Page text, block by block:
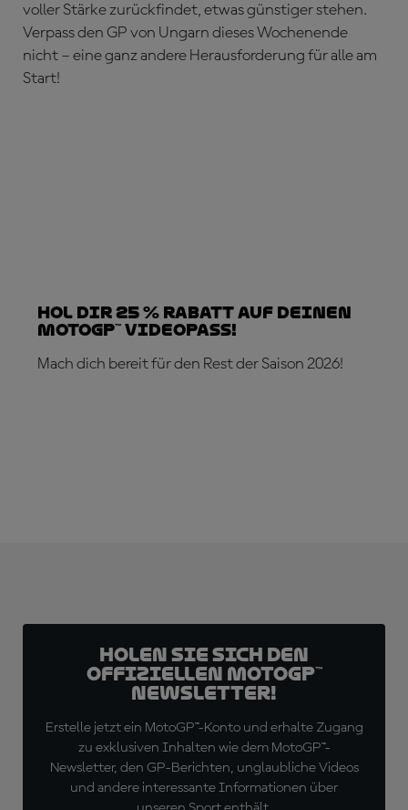
voller Stärke zurückfindet, etwas günstiger stehen.
Verpass den GP von Ungarn dieses Wochenende
nicht – eine ganz andere Herausforderung für alle am
Start!
Hol dir 25 % Rabatt auf deinen
MotoGP™ VideoPass!
Mach dich bereit für den Rest der Saison 2026!
Holen Sie sich den
offiziellen MotoGP™
Newsletter!
Erstelle jetzt ein MotoGP™-Konto und erhalte Zugang
zu exklusiven Inhalten wie dem MotoGP™-
Newsletter, den GP-Berichten, unglaubliche Videos
und andere interessante Informationen über